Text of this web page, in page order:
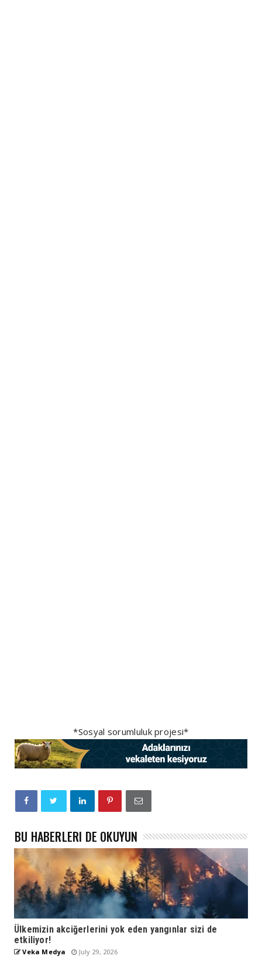
*Sosyal sorumluluk projesi*
BU HABERLERI DE OKUYUN
Ülkemizin akciğerlerini yok eden yangınlar sizi de
etkiliyor!
Veka Medya July 29, 2026